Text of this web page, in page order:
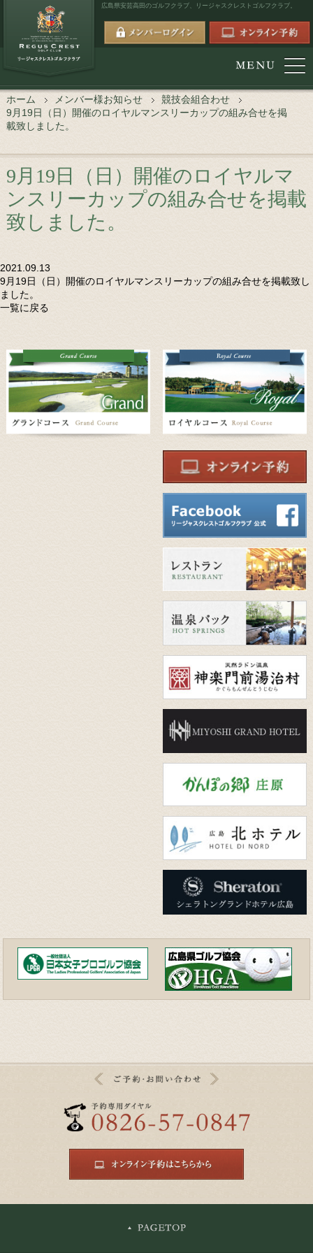
広島県安芸高田のゴルフクラブ、 リージャスクレストゴルフクラブ。
ホーム メンバー様お知らせ
競技会組合わせ
9月19日（日）開催のロイヤルマンスリーカップの組み合せを掲
載致しました。
9月19日（日）開催のロイヤルマ
ンスリーカップの組み合せを掲載
致しました。
2021.09.13
9月19日（日）開催のロイヤルマンスリーカップの組み合せを掲載致し
ました。
一覧に戻る